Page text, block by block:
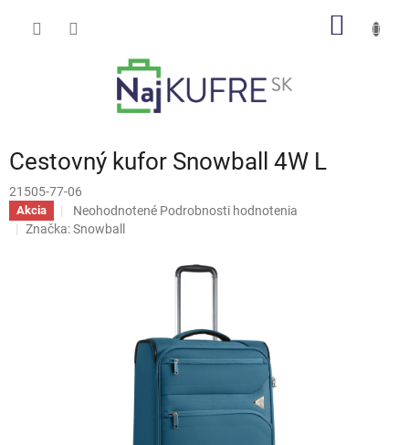
Cestovný kufor Snowball 4W L
21505-77-06
Akcia
Priemerné
hodnotenie
Neohodnotené Podrobnosti hodnotenia
Značka:Snowball